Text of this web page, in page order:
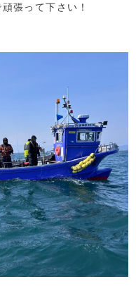
張って下さい！